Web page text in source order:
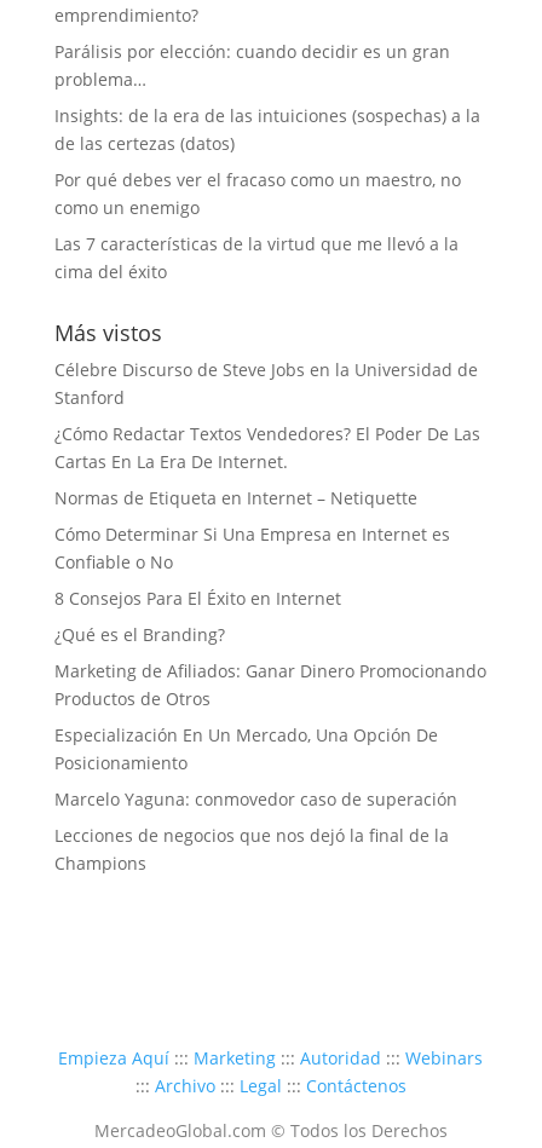
emprendimiento?
Parálisis por elección: cuando decidir es un gran
problema…
Insights: de la era de las intuiciones (sospechas) a la
de las certezas (datos)
Por qué debes ver el fracaso como un maestro, no
como un enemigo
Las 7 características de la virtud que me llevó a la
cima del éxito
Más vistos
Célebre Discurso de Steve Jobs en la Universidad de
Stanford
¿Cómo Redactar Textos Vendedores? El Poder De Las
Cartas En La Era De Internet.
Normas de Etiqueta en Internet – Netiquette
Cómo Determinar Si Una Empresa en Internet es
Confiable o No
8 Consejos Para El Éxito en Internet
¿Qué es el Branding?
Marketing de Afiliados: Ganar Dinero Promocionando
Productos de Otros
Especialización En Un Mercado, Una Opción De
Posicionamiento
Marcelo Yaguna: conmovedor caso de superación
Lecciones de negocios que nos dejó la final de la
Champions
Empieza Aquí ::: Marketing :::Autoridad :::Webinars
::: Archivo::: Legal ::: Contáctenos
MercadeoGlobal.com © Todos los Derechos